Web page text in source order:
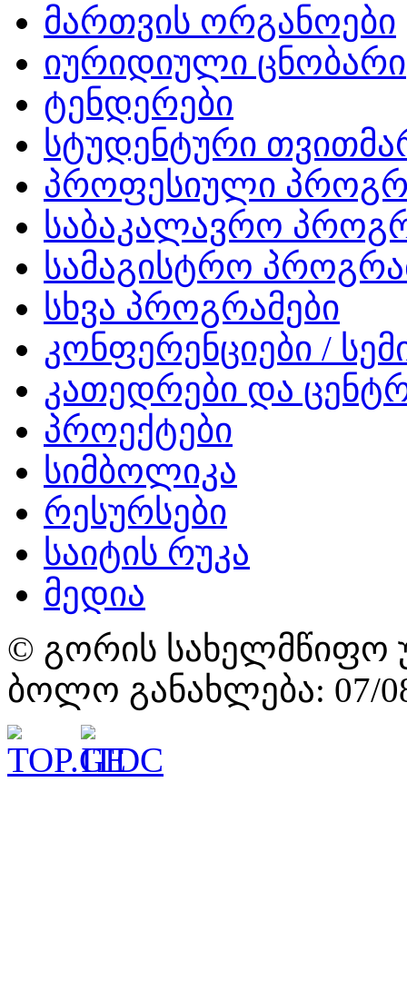
მართვის ორგანოები
იურიდიული ცნობარი
ტენდერები
სტუდენტური
პროფესიული
საბაკალავრო
სამაგისტრო
სხვა პროგრამები
კონფერენციები /
კათედრები და
პროექტები
სიმბოლიკა
რესურსები
საიტის რუკა
მედია
© გორის სახელმწიფო
ბოლო განახლება: 07/